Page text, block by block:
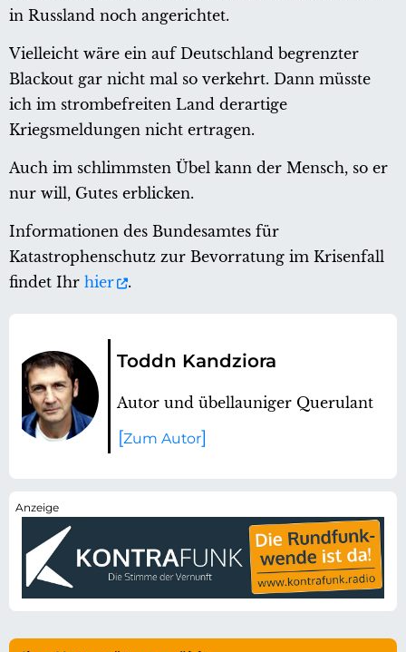
in Russland noch angerichtet.
Vielleicht wäre ein auf Deutschland begrenzter
Blackout gar nicht mal so verkehrt. Dann müsste
ich im strombefreiten Land derartige
Kriegsmeldungen nicht ertragen.
Auch im schlimmsten Übel kann der Mensch, so er
nur will, Gutes erblicken.
Informationen des Bundesamtes für
Katastrophenschutz zur Bevorratung im Krisenfall
findet Ihr hier .
Toddn Kandziora
Autor und übellauniger Querulant
Zum Autor